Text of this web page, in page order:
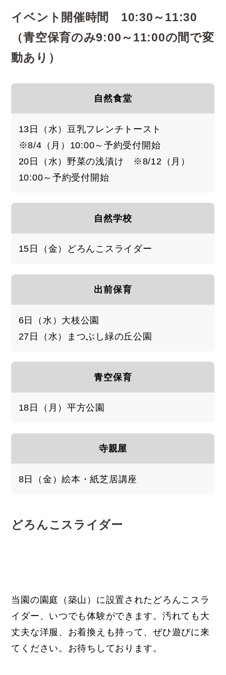
イベント開催時間 10:30～11:30
（青空保育のみ9:00～11:00の間で変
動あり）
自然食堂
13日（水）豆乳フレンチトースト
※8/4（月）10:00～予約受付開始
20日（水）野菜の浅漬け ※8/12（月）
10:00～予約受付開始
自然学校
15日（金）どろんこスライダー
出前保育
6日（水）大枝公園
27日（水）まつぶし緑の丘公園
青空保育
18日（月）平方公園
寺親屋
8日（金）絵本・紙芝居講座
どろんこスライダー
当園の園庭（築山）に設置されたどろんこスラ
イダー、いつでも体験ができます。汚れても大
丈夫な洋服、お着換えも持って、ぜひ遊びに来
てください。お待ちしております。